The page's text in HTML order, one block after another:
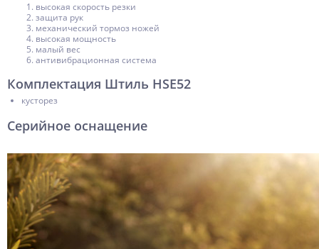
высокая скорость резки
защита рук
механический тормоз ножей
высокая мощность
малый вес
антивибрационная система
Комплектация Штиль HSE52
кусторез
Серийное оснащение